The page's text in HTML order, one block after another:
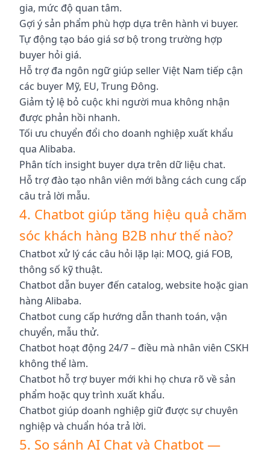
gia, mức độ quan tâm.
Gợi ý sản phẩm phù hợp dựa trên hành vi buyer.
Tự động tạo báo giá sơ bộ trong trường hợp
buyer hỏi giá.
Hỗ trợ đa ngôn ngữ giúp seller Việt Nam tiếp cận
các buyer Mỹ, EU, Trung Đông.
Giảm tỷ lệ bỏ cuộc khi người mua không nhận
được phản hồi nhanh.
Tối ưu chuyển đổi cho doanh nghiệp xuất khẩu
qua Alibaba.
Phân tích insight buyer dựa trên dữ liệu chat.
Hỗ trợ đào tạo nhân viên mới bằng cách cung cấp
câu trả lời mẫu.
4. Chatbot giúp tăng hiệu quả chăm
sóc khách hàng B2B như thế nào?
Chatbot xử lý các câu hỏi lặp lại: MOQ, giá FOB,
thông số kỹ thuật.
Chatbot dẫn buyer đến catalog, website hoặc gian
hàng Alibaba.
Chatbot cung cấp hướng dẫn thanh toán, vận
chuyển, mẫu thử.
Chatbot hoạt động 24/7 – điều mà nhân viên CSKH
không thể làm.
Chatbot hỗ trợ buyer mới khi họ chưa rõ về sản
phẩm hoặc quy trình xuất khẩu.
Chatbot giúp doanh nghiệp giữ được sự chuyên
nghiệp và chuẩn hóa trả lời.
5. So sánh AI Chat và Chatbot —